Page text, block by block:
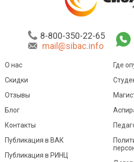
8-800-350-22-65
mail@sibac.info
О нас
Скидки
Отзывы
Блог
Контакты
Где
Публикация в ВАК
Публикация в РИНЦ